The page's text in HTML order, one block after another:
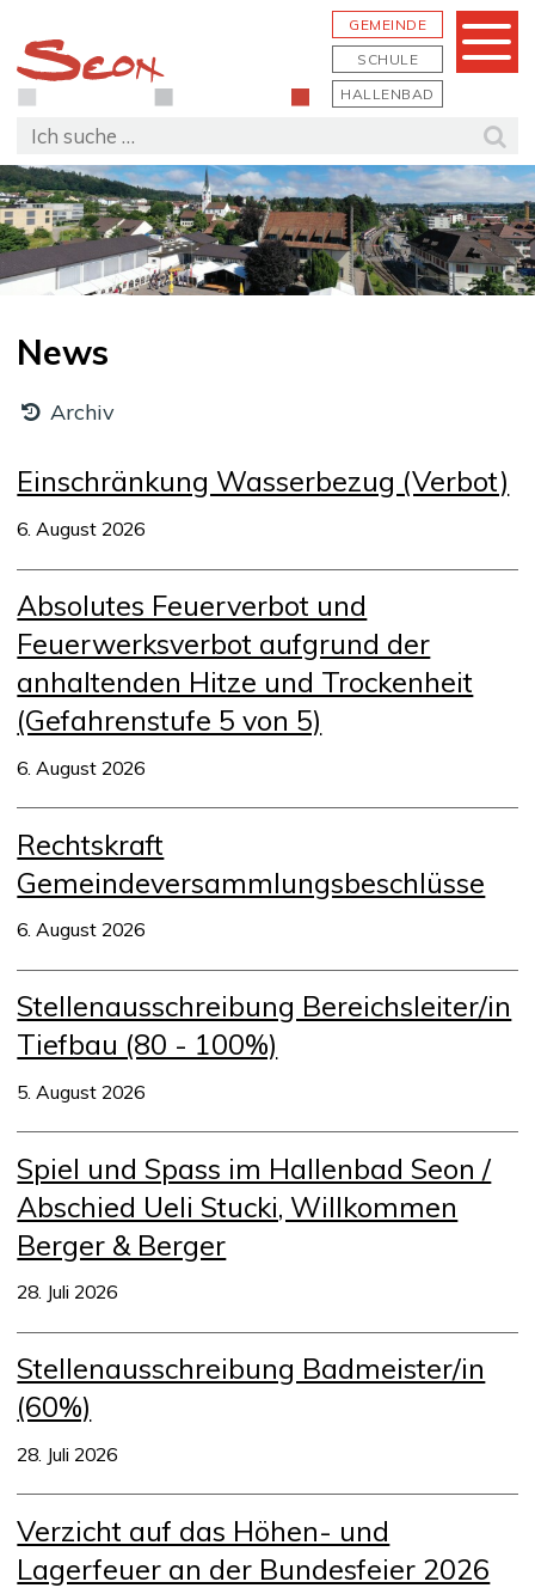
GEMEINDE
SCHULE
HALLENBAD
Menu
Suchbegriff
News
Archiv
Einschränkung Wasserbezug (Verbot)
6. August 2026
Absolutes Feuerverbot und
Feuerwerksverbot aufgrund der
anhaltenden Hitze und Trockenheit
(Gefahrenstufe 5 von 5)
6. August 2026
Rechtskraft
Gemeindeversammlungsbeschlüsse
6. August 2026
Stellenausschreibung Bereichsleiter/in
Tiefbau (80 - 100%)
5. August 2026
Spiel und Spass im Hallenbad Seon /
Abschied Ueli Stucki, Willkommen
Berger & Berger
28. Juli 2026
Stellenausschreibung Badmeister/in
(60%)
28. Juli 2026
Verzicht auf das Höhen- und
Lagerfeuer an der Bundesfeier 2026